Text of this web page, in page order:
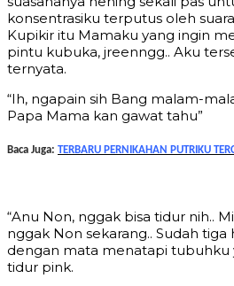
konsentrasiku terputus oleh
Kupikir itu Mamaku yang ingin
pintu kubuka, jreenngg.. Aku
ternyata.
“Ih, ngapain sih Bang malam-
Papa Mama kan gawat tahu”
Baca Juga: TERBARU PERNIKAHAN PUTRIKU
“Anu Non, nggak bisa tidur nih..
nggak Non sekarang.. Sudah tiga
dengan mata menatapi tubuhku
tidur pink.